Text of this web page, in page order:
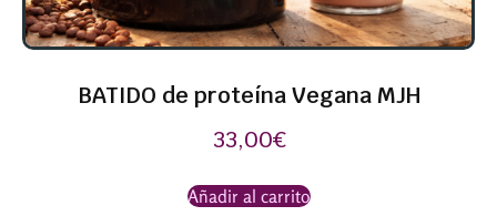
BATIDO de proteína Vegana MJH
33,00€
Añadir al carrito